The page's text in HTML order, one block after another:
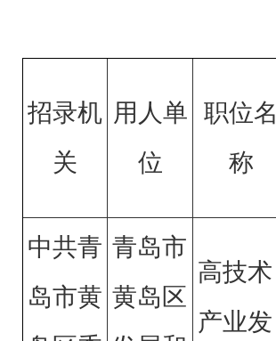
招录机
关
用人单
位
职位名
称
中共青
岛市黄
青岛市
黄岛区
高技术
产业发